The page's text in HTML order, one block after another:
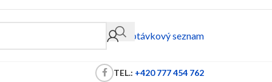
Poptávkový seznam
TEL.: +420 777 454 762